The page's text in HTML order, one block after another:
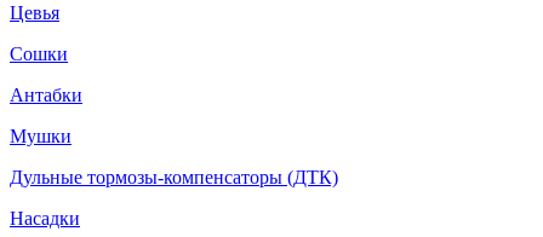
Цевья
Сошки
Антабки
Мушки
Дульные тормозы-компенсаторы (ДТК)
Насадки